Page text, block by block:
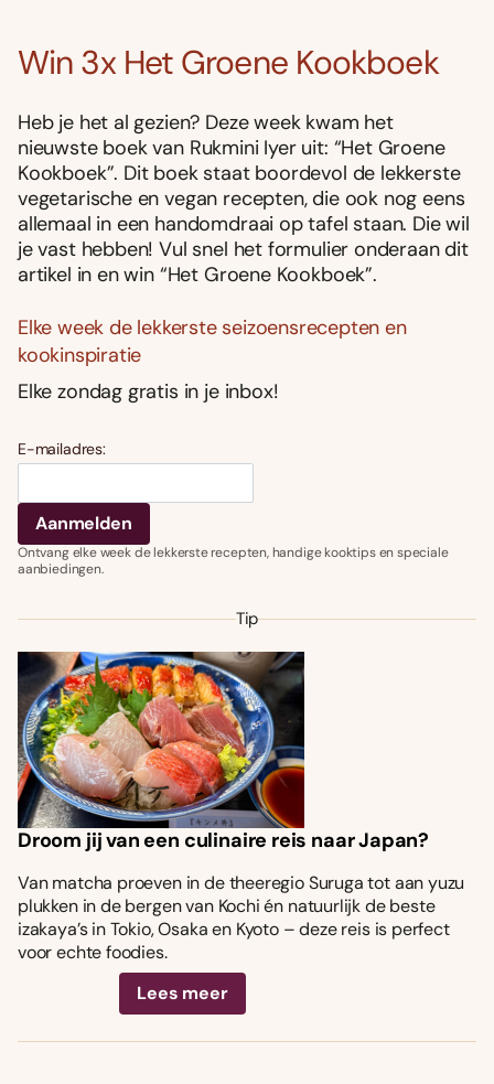
Win 3x Het Groene Kookboek
Heb je het al gezien? Deze week kwam het
nieuwste boek van Rukmini Iyer uit: “Het Groene
Kookboek”. Dit boek staat boordevol de lekkerste
vegetarische en vegan recepten, die ook nog eens
allemaal in een handomdraai op tafel staan. Die wil
je vast hebben! Vul snel het formulier onderaan dit
artikel in en win “Het Groene Kookboek”.
Elke week de lekkerste seizoensrecepten en
kookinspiratie
Elke zondag gratis in je inbox!
E-mailadres:
Ontvang elke week de lekkerste recepten, handige kooktips en speciale
aanbiedingen.
Tip
Droom jij van een culinaire reis naar Japan?
Van matcha proeven in de theeregio Suruga tot aan yuzu
plukken in de bergen van Kochi én natuurlijk de beste
izakaya’s in Tokio, Osaka en Kyoto – deze reis is perfect
voor echte foodies.
Lees meer